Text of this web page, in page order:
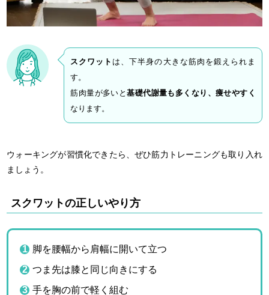
スクワット は、下半身の大きな筋肉を鍛えられま
す。
筋肉量が多いと基礎代謝量も多くなり、痩せやすく
なります。
ウォーキングが習慣化できたら、ぜひ筋力トレーニングも取り入れ
ましょう。
スクワットの正しいやり方
脚を腰幅から肩幅に開いて立つ
つま先は膝と同じ向きにする
手を胸の前で軽く組む